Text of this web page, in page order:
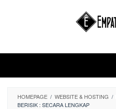
HOMEPAGE / WEBSITE & HOSTING /
BERISIK : SECARA LENGKAP